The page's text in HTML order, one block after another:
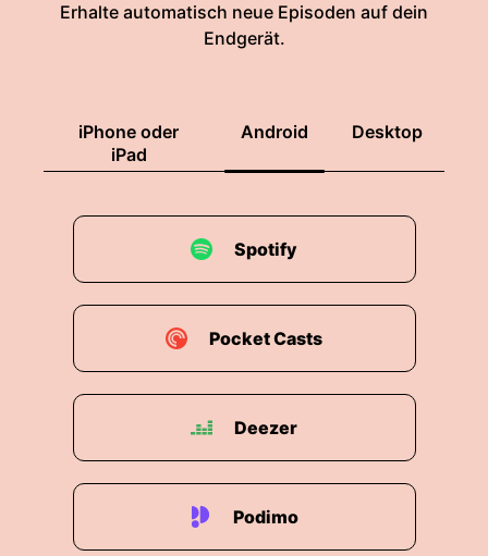
Erhalte automatisch neue Episoden auf dein
Endgerät.
iPhone oder
iPad
Android Desktop
Spotify
Pocket Casts
Deezer
Podimo